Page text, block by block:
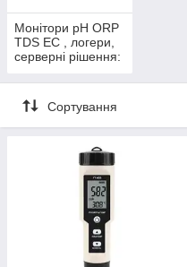
Монітори рН ORP
TDS EC , логери,
серверні рішення:
збереження та
передача даних
Сортування